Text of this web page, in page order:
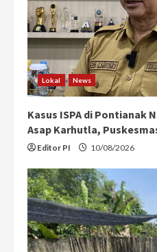
Lokal News
Kasus ISPA di Pontianak
Asap Karhutla,
Editor PI 10/08/2026